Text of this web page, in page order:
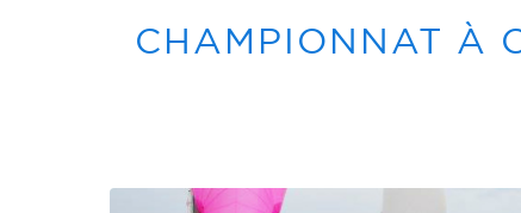
CHAMPIONNAT À